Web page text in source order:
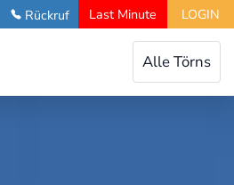
Rückruf Last Minute LOGIN
Toggle
navigation
Alle Törns